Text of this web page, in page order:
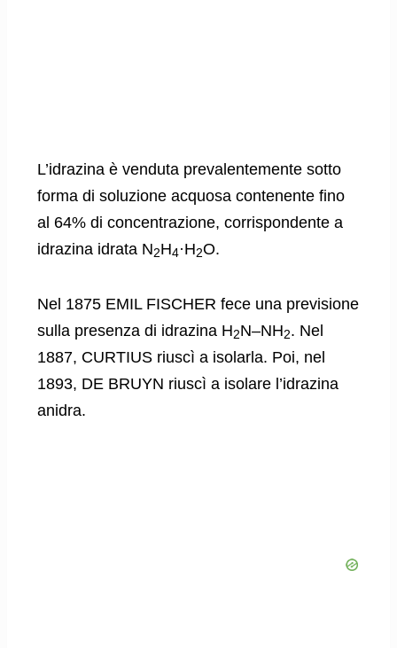
L’idrazina è venduta prevalentemente sotto
forma di soluzione acquosa contenente fino
al 64% di concentrazione, corrispondente a
idrazina idrata N2H4·H2O.
Nel 1875 EMIL FISCHER fece una previsione
sulla presenza di idrazina H2N–NH2. Nel
1887, CURTIUS riuscì a isolarla. Poi, nel
1893, DE BRUYN riuscì a isolare l’idrazina
anidra.